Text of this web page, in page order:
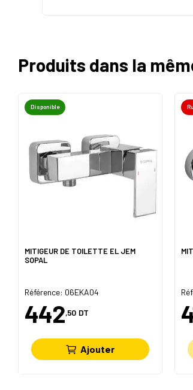
Produits dans la
Disponible
MITIGEUR DE TOILETTE EL JEM
SOPAL
Référence: 06EKA04
442,50 DT
Ajouter